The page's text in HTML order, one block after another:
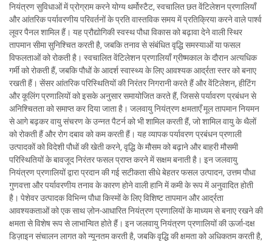
नियंत्रण सुविधाओं में प्रोग्राम करने योग्य थर्मोस्टैट, स्वचालित छत वेंटिलेशन प्रणालियाँ
और आंतरिक पर्यावरणीय परिवर्तनों के प्रति वास्तविक समय में प्रतिक्रिया करने वाले पार्श्व
लूवर पैनल शामिल हैं। यह प्रौद्योगिकी स्वस्थ पौधा विकास को बढ़ावा देने वाली स्थिर
तापमान सीमा सुनिश्चित करती है, जबकि तनाव से संबंधित वृद्धि समस्याओं या फसल
विफलताओं को रोकती है। स्वचालित वेंटिलेशन प्रणालियाँ ग्रीष्मकाल के दौरान अत्यधिक
गर्मी को रोकती हैं, जबकि पौधों के आदर्श स्वास्थ्य के लिए आवश्यक आर्द्रता स्तर को बनाए
रखती हैं। सेंसर आंतरिक परिस्थितियों की निरंतर निगरानी करते हैं और वेंटिलेशन, हीटिंग
और कूलिंग प्रणालियों को इसके अनुसार समायोजित करते हैं, जिससे पर्यावरण प्रबंधन से
अनिश्चितता को समाप्त कर दिया जाता है। जलवायु नियंत्रण क्षमताएँ मूल तापमान नियमन
से आगे बढ़कर वायु संचरण के उन्नत पैटर्न को भी शामिल करती हैं, जो शामिल वायु के थैलों
को रोकती हैं और रोग दबाव को कम करती हैं। यह व्यापक पर्यावरण प्रबंधन प्रणाली
उत्पादकों को विदेशी पौधों की खेती करने, वृद्धि के मौसम को बढ़ाने और बाहरी मौसमी
परिस्थितियों के बावजूद निरंतर फसल प्राप्त करने में सक्षम बनाती है। इन जलवायु
नियंत्रण प्रणालियों द्वारा प्रदान की गई सटीकता सीधे बेहतर फसल उत्पादन, उत्तम पौधा
गुणवत्ता और पर्यावरणीय तनाव के कारण होने वाली हानि में कमी के रूप में अनुवादित होती
है। पेशेवर उत्पादक विभिन्न पौधा किस्मों के लिए विशिष्ट तापमान और आर्द्रता
आवश्यकताओं को एक साथ ज़ोन-आधारित नियंत्रण प्रणालियों के माध्यम से बनाए रखने की
क्षमता से विशेष रूप से लाभान्वित होते हैं। इन जलवायु नियंत्रण प्रणालियों की ऊर्जा-दक्ष
डिज़ाइन संचालन लागत को न्यूनतम करती है, जबकि वृद्धि की क्षमता को अधिकतम करती है,